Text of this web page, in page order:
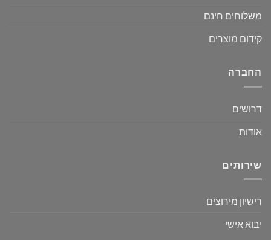
משלוחים חינם
קידום מוצרים
החברה
דרושים
אודות
שירותים
רישיון מירוצים
יבוא אישי